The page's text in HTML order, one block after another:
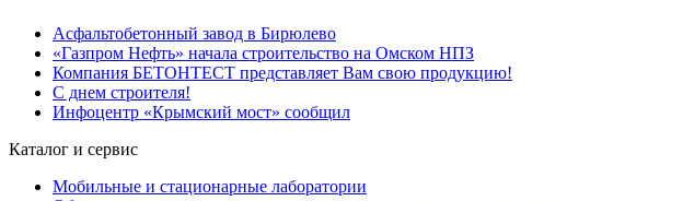
Асфальтобетонный завод в Бирюлево
«Газпром Нефть» начала строительство на Омском НПЗ
Компания БЕТОНТЕСТ представляет Вам свою продукцию!
C днем строителя!
Инфоцентр «Крымский мост» сообщил
Каталог и сервис
Мобильные и стационарные лаборатории